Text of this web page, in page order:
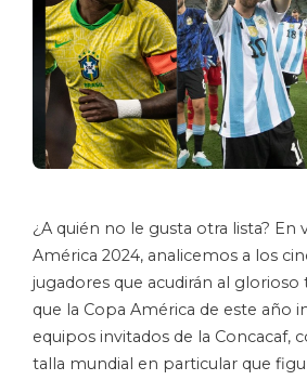
¿A quién no le gusta otra lista? En
América 2024, analicemos a los
jugadores que acudirán al
que la Copa América de este año
equipos invitados de la Concacaf,
talla mundial en particular que